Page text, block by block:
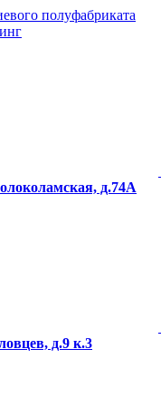
полуфабриката
д.74А
д.9 к.3